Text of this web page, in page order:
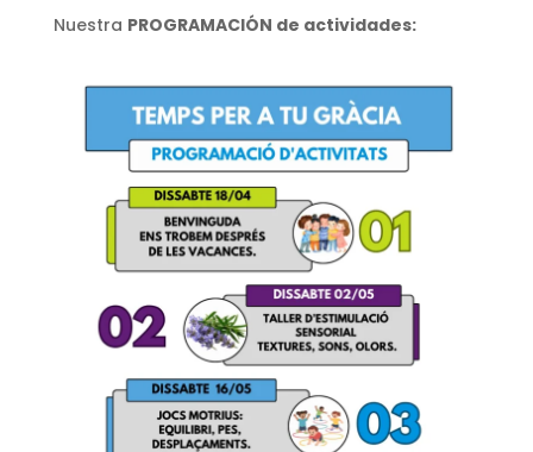
Nuestra PROGRAMACIÓN de actividades: